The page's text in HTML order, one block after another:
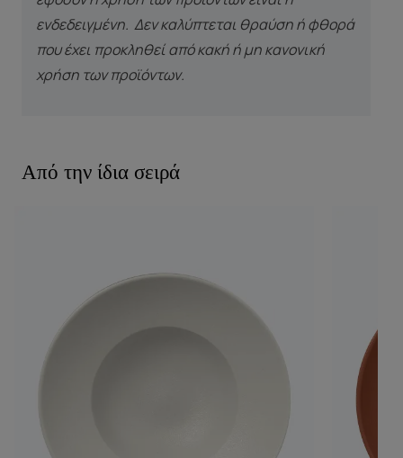
ενδεδειγμένη. Δεν καλύπτεται θραύση ή φθορά
που έχει προκληθεί από κακή ή μη κανονική
χρήση των προϊόντων.
Από την ίδια σειρά